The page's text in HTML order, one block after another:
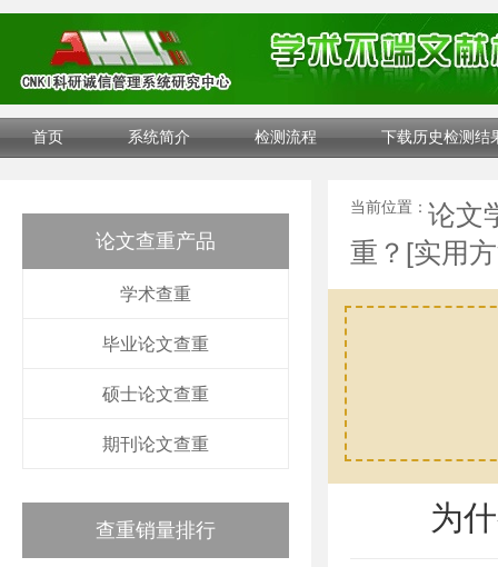
首页 系统简介 检测流程 下载历史检测结
论文查重产品
学术查重
毕业论文查重
硕士论文查重
期刊论文查重
查重销量排行
当前位置： 论文
重？[实用
为